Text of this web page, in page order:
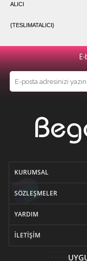
ALICI
{TESLIMATALICI}
E-
KURUMSAL
SÖZLEŞMELER
YARDIM
İLETIŞIM